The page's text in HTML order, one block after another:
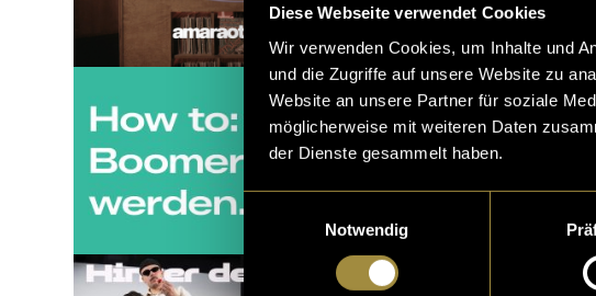
Diese Webseite verwendet Cookies
Wir verwenden Cookies, um Inhalte und
und die Zugriffe auf unsere Website zu
Website an unsere Partner für soziale
möglicherweise mit weiteren Daten
der Dienste gesammelt haben.
Notwendig